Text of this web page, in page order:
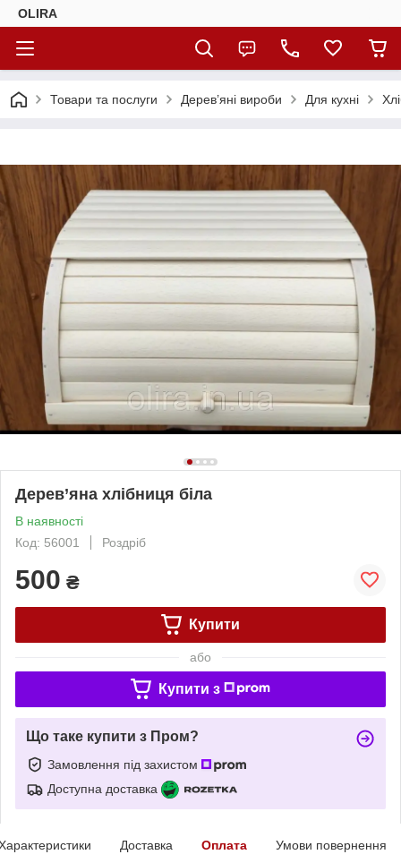
OLIRA
Товари та послуги Дерев’яні вироби Для кухні
Дерев’яна хлібниця біла
В наявності
Код: 56001
Роздріб
500 ₴
Купити
або
Купити з
Що таке купити з Пром?
Замовлення під захистом
Доступна доставка
Доставка Оплата Умови повернення